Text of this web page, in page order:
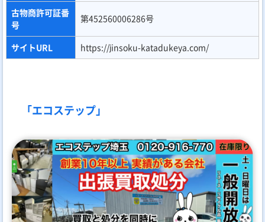
古物商許可証番
号
第452560006286号
サイトURL https://jinsoku-katadukeya.com/
「エコステップ」